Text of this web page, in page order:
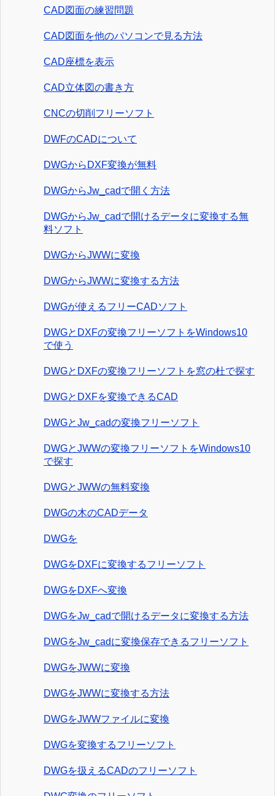
CAD図面の練習問題
CAD図面を他のパソコンで見る方法
CAD座標を表示
CAD立体図の書き方
CNCの切削フリーソフト
DWFのCADについて
DWGからDXF変換が無料
DWGからJw_cadで開く方法
DWGからJw_cadで開けるデータに変換する無
料ソフト
DWGからJWWに変換
DWGからJWWに変換する方法
DWGが使えるフリーCADソフト
DWGとDXFの変換フリーソフトをWindows10
で使う
DWGとDXFの変換フリーソフトを窓の杜で探す
DWGとDXFを変換できるCAD
DWGとJw_cadの変換フリーソフト
DWGとJWWの変換フリーソフトをWindows10
で探す
DWGとJWWの無料変換
DWGの木のCADデータ
DWGを
DWGをDXFに変換するフリーソフト
DWGをDXFへ変換
DWGをJw_cadで開けるデータに変換する方法
DWGをJw_cadに変換保存できるフリーソフト
DWGをJWWに変換
DWGをJWWに変換する方法
DWGをJWWファイルに変換
DWGを変換するフリーソフト
DWGを扱えるCADのフリーソフト